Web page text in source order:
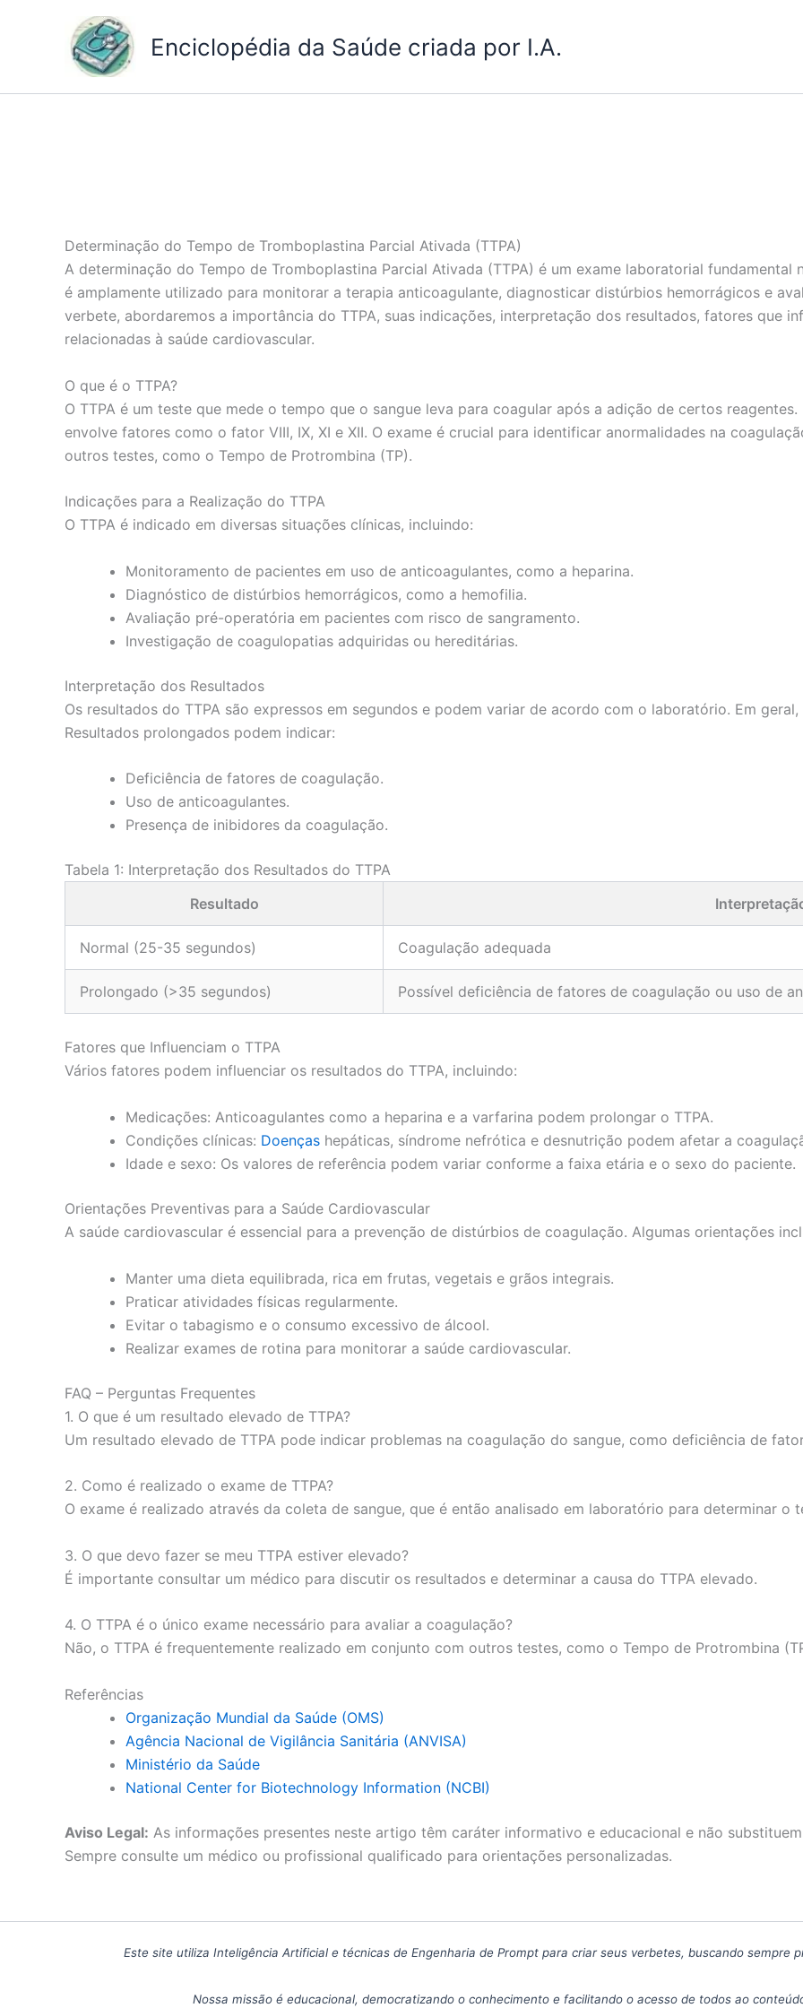
Enciclopédia da Saúde criada por I.A.
Determinação do Tempo de Tromboplastina Parcial Ativada (TTPA)
A determinação do Tempo de Tromboplastina Parcial Ativada (TTPA) é um exame laboratorial fundamental
é amplamente utilizado para monitorar a terapia anticoagulante, diagnosticar distúrbios hemorrágicos e
verbete, abordaremos a importância do TTPA, suas indicações, interpretação dos resultados, fatores que
relacionadas à saúde cardiovascular.
O que é o TTPA?
O TTPA é um teste que mede o tempo que o sangue leva para coagular após a adição de certos
envolve fatores como o fator VIII, IX, XI e XII. O exame é crucial para identificar anormalidades na
outros testes, como o Tempo de Protrombina (TP).
Indicações para a Realização do TTPA
O TTPA é indicado em diversas situações clínicas, incluindo:
Monitoramento de pacientes em uso de anticoagulantes, como a heparina.
Diagnóstico de distúrbios hemorrágicos, como a hemofilia.
Avaliação pré-operatória em pacientes com risco de sangramento.
Investigação de coagulopatias adquiridas ou hereditárias.
Interpretação dos Resultados
Os resultados do TTPA são expressos em segundos e podem variar de acordo com o laboratório. Em
Resultados prolongados podem indicar:
Deficiência de fatores de coagulação.
Uso de anticoagulantes.
Presença de inibidores da coagulação.
Tabela 1: Interpretação dos Resultados do TTPA
Resultado
Normal (25-35 segundos) Coagulação adequada
Prolongado (>35 segundos) Possível deficiência de fatores de coagulação ou uso de
Fatores que Influenciam o TTPA
Vários fatores podem influenciar os resultados do TTPA, incluindo:
Medicações: Anticoagulantes como a heparina e a varfarina podem prolongar o TTPA.
Condições clínicas: Doenças hepáticas, síndrome nefrótica e desnutrição podem afetar a
Idade e sexo: Os valores de referência podem variar conforme a faixa etária e o sexo do paciente.
Orientações Preventivas para a Saúde Cardiovascular
A saúde cardiovascular é essencial para a prevenção de distúrbios de coagulação. Algumas orientações
Manter uma dieta equilibrada, rica em frutas, vegetais e grãos integrais.
Praticar atividades físicas regularmente.
Evitar o tabagismo e o consumo excessivo de álcool.
Realizar exames de rotina para monitorar a saúde cardiovascular.
FAQ – Perguntas Frequentes
1. O que é um resultado elevado de TTPA?
Um resultado elevado de TTPA pode indicar problemas na coagulação do sangue, como deficiência de
2. Como é realizado o exame de TTPA?
O exame é realizado através da coleta de sangue, que é então analisado em laboratório para determinar o
3. O que devo fazer se meu TTPA estiver elevado?
É importante consultar um médico para discutir os resultados e determinar a causa do TTPA elevado.
4. O TTPA é o único exame necessário para avaliar a coagulação?
Não, o TTPA é frequentemente realizado em conjunto com outros testes, como o Tempo de Protrombina
Referências
Organização Mundial da Saúde (OMS)
Agência Nacional de Vigilância Sanitária (ANVISA)
Ministério da Saúde
National Center for Biotechnology Information (NCBI)
Aviso Legal: As informações presentes neste artigo têm caráter informativo e educacional e não
Sempre consulte um médico ou profissional qualificado para orientações personalizadas.
Este site utiliza Inteligência Artificial e técnicas de Engenharia de Prompt para criar seus verbetes, buscando sempre
Nossa missão é educacional, democratizando o conhecimento e facilitando o acesso de todos ao